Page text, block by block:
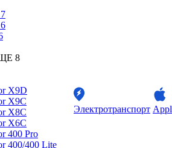
8
X9D
X9C
X8C
X6C
400 Pro
400/400 Lite
Электротранспорт